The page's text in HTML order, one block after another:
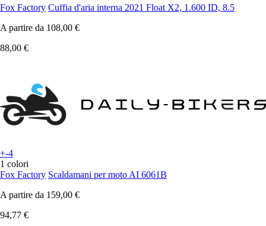
Fox Factory Cuffia d'aria interna 2021 Float X2, 1.600 ID, 8.5
A partire da 108,00 €
88,00 €
+-4
1 colori
Fox Factory Scaldamani per moto AI 6061B
A partire da 159,00 €
94,77 €